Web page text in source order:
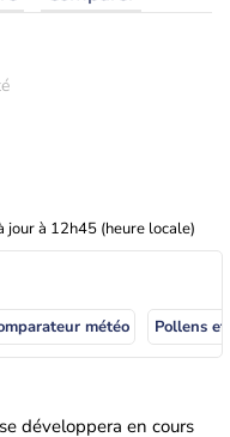
jour à 12h45 (heure locale)
météo Pollens
développera en cours